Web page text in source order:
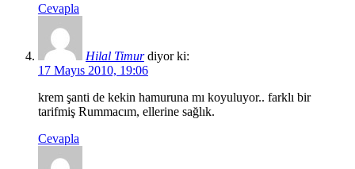
Cevapla
Hilal Timur diyor ki:
17 Mayıs 2010, 19:06
krem şanti de kekin hamuruna mı koyuluyor.. farklı bir
tarifmiş Rummacım, ellerine sağlık.
Cevapla